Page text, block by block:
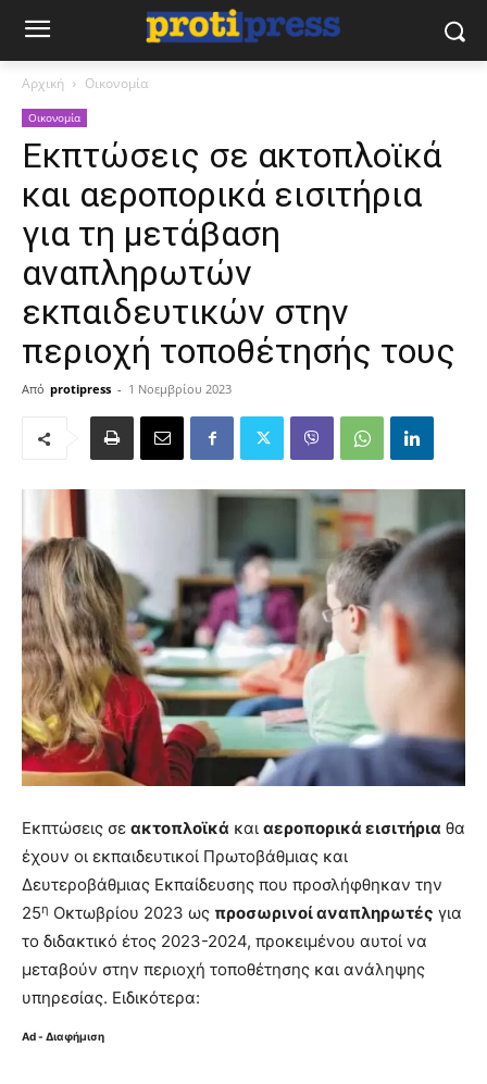
Αρχική Οικονομία
Οικονομία
Εκπτώσεις σε ακτοπλοϊκά
και αεροπορικά εισιτήρια
για τη μετάβαση
αναπληρωτών
εκπαιδευτικών στην
περιοχή τοποθέτησής τους
Από protipress - 1 Νοεμβρίου 2023
Εκπτώσεις σε ακτοπλοϊκά και αεροπορικά εισιτήρια θα
έχουν οι εκπαιδευτικοί Πρωτοβάθμιας και
Δευτεροβάθμιας Εκπαίδευσης που προσλήφθηκαν την
25η Οκτωβρίου 2023 ως προσωρινοί αναπληρωτές για
το διδακτικό έτος 2023-2024, προκειμένου αυτοί να
μεταβούν στην περιοχή τοποθέτησης και ανάληψης
υπηρεσίας. Ειδικότερα:
Ad - Διαφήμιση